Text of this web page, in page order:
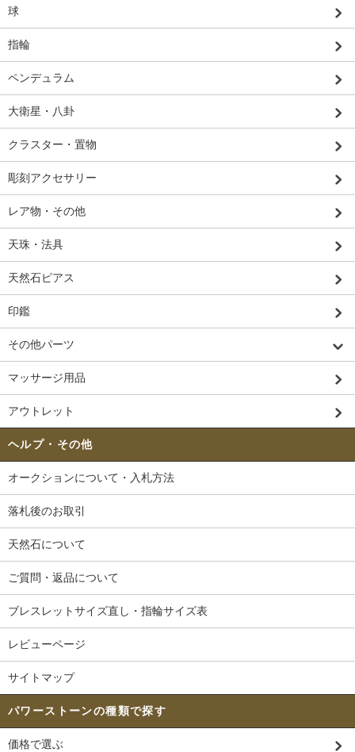
球
指輪
ペンデュラム
大衛星・八卦
クラスター・置物
彫刻アクセサリー
レア物・その他
天珠・法具
天然石ピアス
印鑑
その他パーツ
マッサージ用品
アウトレット
ヘルプ・その他
オークションについて・入札方法
落札後のお取引
天然石について
ご質問・返品について
ブレスレットサイズ直し・指輪サイズ表
レビューページ
サイトマップ
パワーストーンの種類で探す
価格で選ぶ